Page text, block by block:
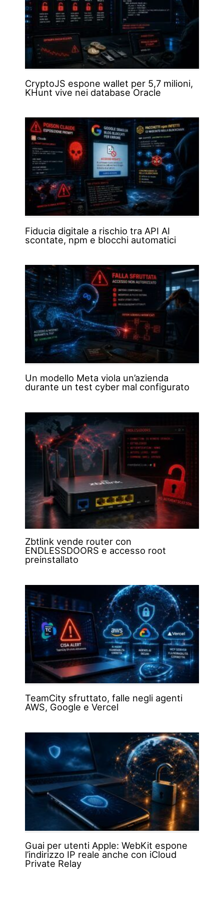
CryptoJS espone wallet per 5,7 milioni,
KHunt vive nei database Oracle
Fiducia digitale a rischio tra API AI
scontate, npm e blocchi automatici
Un modello Meta viola un’azienda
durante un test cyber mal configurato
Zbtlink vende router con
ENDLESSDOORS e accesso root
preinstallato
TeamCity sfruttato, falle negli agenti
AWS, Google e Vercel
Guai per utenti Apple: WebKit espone
l’indirizzo IP reale anche con iCloud
Private Relay